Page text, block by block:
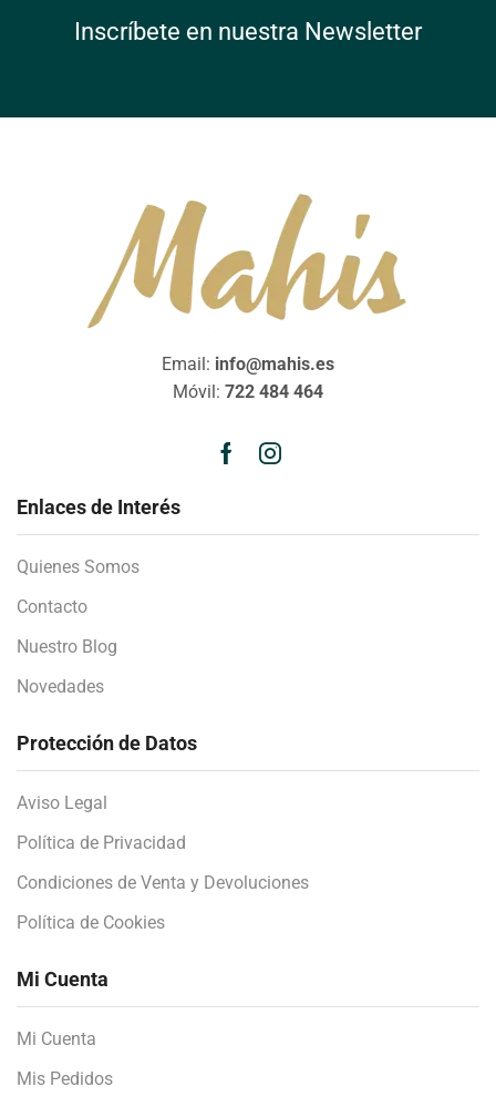
Inscríbete en nuestra Newsletter
Email: info@mahis.es
Móvil: 722 484 464
Enlaces de Interés
Quienes Somos
Contacto
Nuestro Blog
Novedades
Protección de Datos
Aviso Legal
Política de Privacidad
Condiciones de Venta y Devoluciones
Política de Cookies
Mi Cuenta
Mi Cuenta
Mis Pedidos